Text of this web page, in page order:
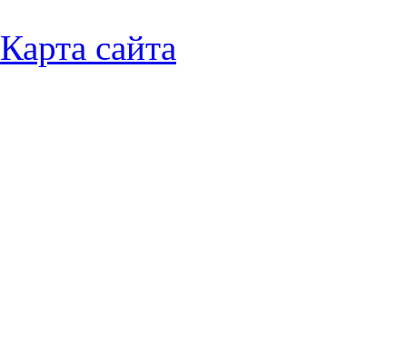
Карта сайта